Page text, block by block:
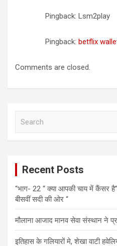
Pingback: Lsm2play
Pingback: betflix
Comments are closed.
Recent Posts
“भाग- 22 “ क्या आपकी चाय में
बीसवीं सदी की ओर “
मौलाना आजाद मानव सेवा संस्थान ने
इतिहास के गलियारों मे, शेखा वाटी